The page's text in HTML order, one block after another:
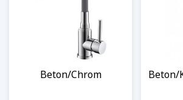
Beton/Chrom Beton/